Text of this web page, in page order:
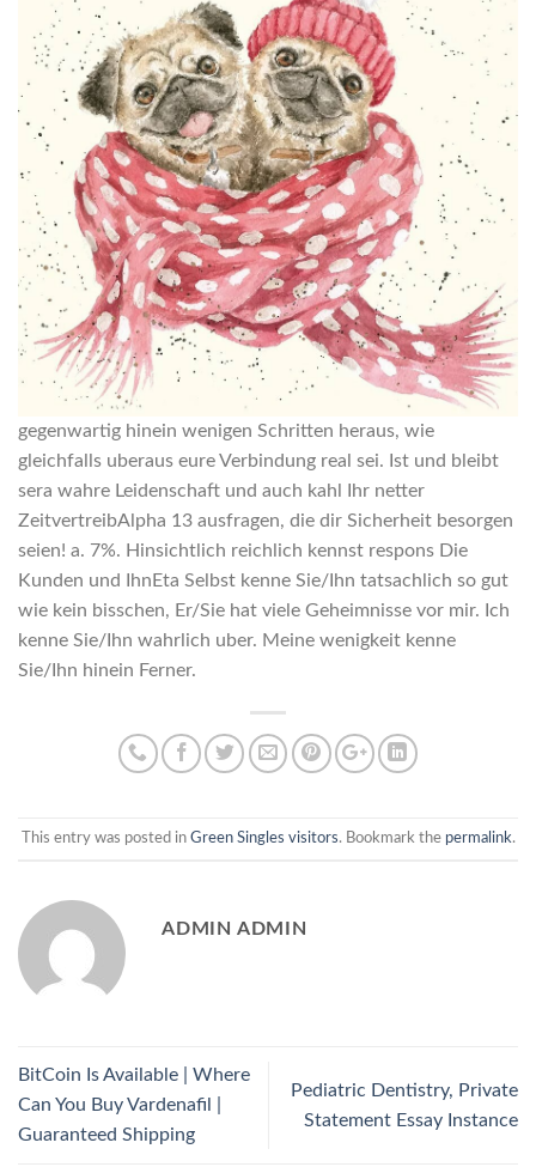
gegenwartig hinein wenigen Schritten heraus, wie
gleichfalls uberaus eure Verbindung real sei. Ist und bleibt
sera wahre Leidenschaft und auch kahl Ihr netter
ZeitvertreibAlpha 13 ausfragen, die dir Sicherheit besorgen
seien! a. 7%. Hinsichtlich reichlich kennst respons Die
Kunden und IhnEta Selbst kenne Sie/Ihn tatsachlich so gut
wie kein bisschen, Er/Sie hat viele Geheimnisse vor mir. Ich
kenne Sie/Ihn wahrlich uber. Meine wenigkeit kenne
Sie/Ihn hinein Ferner.
This entry was posted in Green Singles visitors. Bookmark the permalink.
ADMIN ADMIN
BitCoin Is Available | Where
Can You Buy Vardenafil |
Guaranteed Shipping
Pediatric Dentistry, Private
Statement Essay Instance